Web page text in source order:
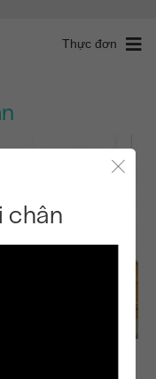
Thực đơn
chân